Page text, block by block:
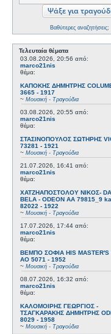
Βαθύτερες αναζητήσεις;
Τελευταία θέματα
03.08.2026, 20:56 από:
marco21nis
θέμα:
ΚΑΠΟΚΗΣ ΔΗΜΗΤΡΗΣ
3665 - 1917
~ Μουσική - Τραγούδια
03.08.2026, 20:55 από:
marco21nis
θέμα:
ΣΤΑΣΙΝΟΠΟΥΛΟΣ ΣΩΤΗΡΗΣ
73281 - 1921
~ Μουσική - Τραγούδια
21.07.2026, 16:41 από:
marco21nis
θέμα:
ΧΑΤΖΗΑΠΟΣΤΟΛΟΥ ΝΙΚΟΣ-
BELA - ODEON AA 79815_9
82022 - 1922
~ Μουσική - Τραγούδια
17.07.2026, 17:44 από:
marco21nis
θέμα:
ΒΕΜΠΟ ΣΟΦΙΑ HIS MASTER'S
AO 5071 - 1952
~ Μουσική - Τραγούδια
08.07.2026, 16:32 από:
marco21nis
θέμα:
ΚΑΛΟΜΟΙΡΗΣ ΓΕΩΡΓΙΟΣ -
ΤΣΑΓΚΑΡΑΚΗΣ ΔΗΜΗΤΡΗΣ
8029 - 1958
~ Μουσική - Τραγούδια